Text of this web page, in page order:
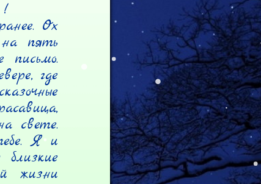
!
Ох
пять
письмо.
где
свете.
Я и
жизни